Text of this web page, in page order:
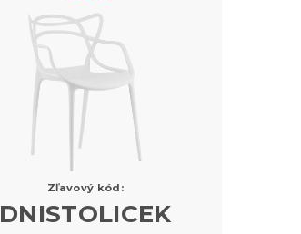
Zľavový kód:
DNISTOLICEK